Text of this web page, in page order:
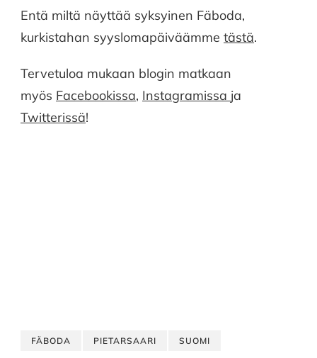
Entä miltä näyttää syksyinen Fäboda,
kurkistahan syyslomapäiväämme tästä.
Tervetuloa mukaan blogin matkaan
myös Facebookissa, Instagramissa ja
Twitterissä!
FÄBODA PIETARSAARI SUOMI